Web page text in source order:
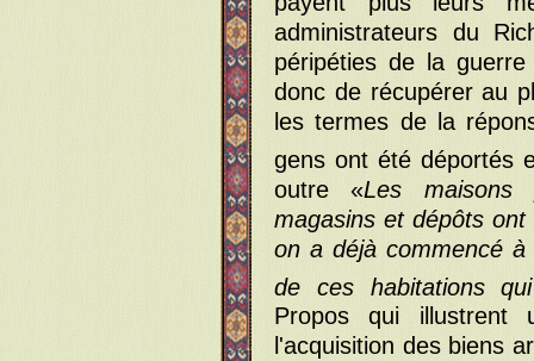
administrateurs du
péripéties de la
donc de récupérer au
les termes de la
gens ont été déportés
outre «Les maisons
magasins et dépôts
on a déjà commencé
de ces habitations
Propos qui illustrent
l'acquisition des biens